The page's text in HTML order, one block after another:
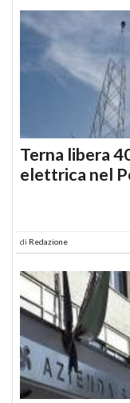
Terna libera
elettrica nel
di Redazione